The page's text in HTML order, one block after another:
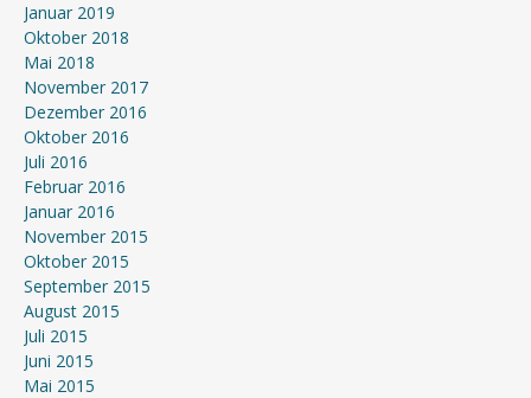
Januar 2019
Oktober 2018
Mai 2018
November 2017
Dezember 2016
Oktober 2016
Juli 2016
Februar 2016
Januar 2016
November 2015
Oktober 2015
September 2015
August 2015
Juli 2015
Juni 2015
Mai 2015